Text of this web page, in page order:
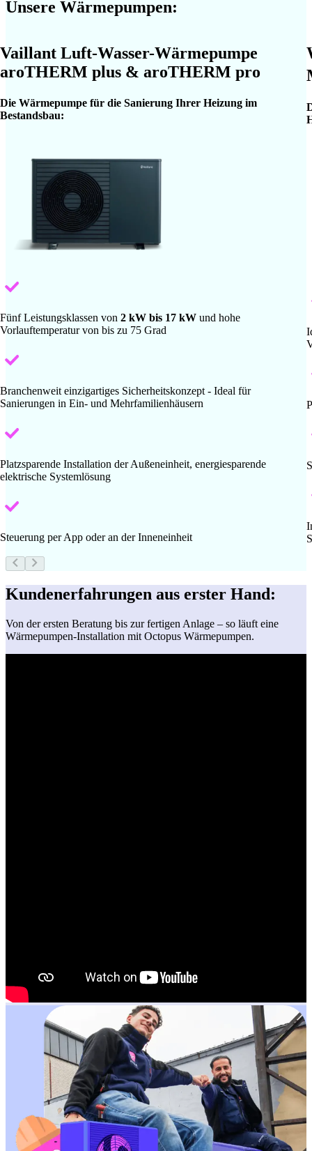
Unsere Wärmepumpen:
Vaillant Luft-Wasser-Wärmepumpe
aroTHERM plus & aroTHERM pro
Die Wärmepumpe für die Sanierung Ihrer Heizung im
Bestandsbau:
Fünf Leistungsklassen von 2 kW bis 17 kW und hohe
Vorlauftemperatur von bis zu 75 Grad
Branchenweit einzigartiges Sicherheitskonzept - Ideal für
Sanierungen in Ein- und Mehrfamilienhäusern
Platzsparende Installation der Außeneinheit, energiesparende
elektrische Systemlösung
Steuerung per App oder an der Inneneinheit
Kundenerfahrungen aus erster Hand:
Von der ersten Beratung bis zur fertigen Anlage – so läuft eine
Wärmepumpen-Installation mit Octopus Wärmepumpen.